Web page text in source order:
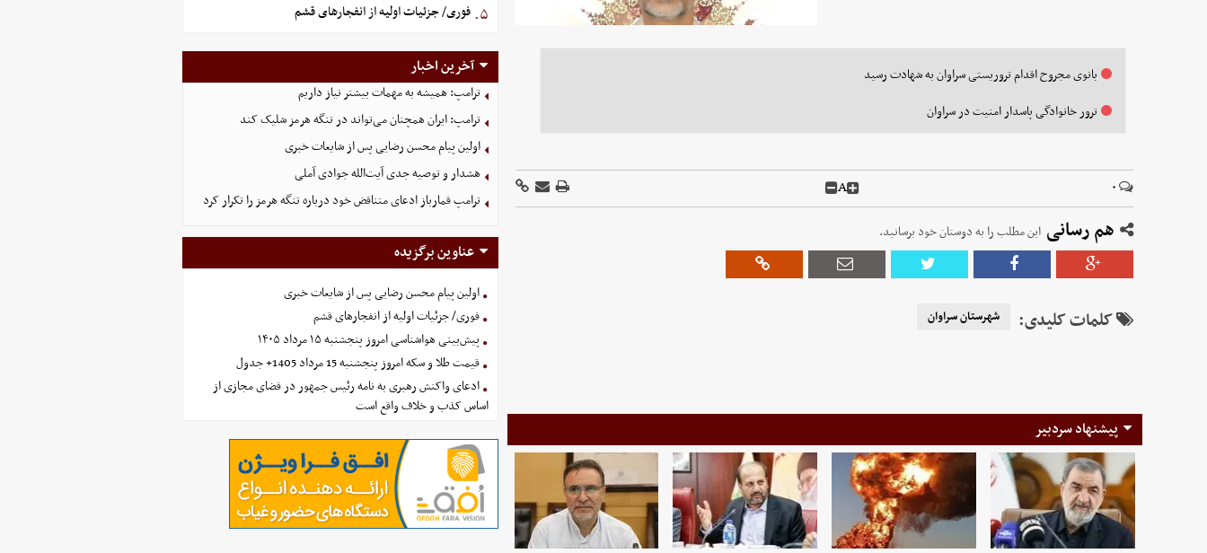
بانوی مجروح اقدام تروریستی سراوان به شهادت رسید
ترور خانوادگی پاسدار امنیت در سراوان
۰ A
هم رسانی این مطلب را به دوستان خود برسانید.
کلمات کلیدی: شهرستان سراوان
پیشنهاد سردبیر
۵. فوری/ جزئیات اولیه از انفجارهای قشم
آخرین اخبار
ترامپ: همیشه به مهمات بیشتر نیاز داریم
ترامپ: ایران همچنان می‌تواند در تنگه هرمز شلیک کند
اولین پیام محسن رضایی پس از شایعات خبری
هشدار و توصیه جدی آیت‌الله جوادی آملی
ترامپ قمارباز ادعای متناقض خود درباره تنگه هرمز را تکرار کرد
عناوین برگزیده
اولین پیام محسن رضایی پس از شایعات خبری
فوری/ جزئیات اولیه از انفجارهای قشم
پیش‌بینی هواشناسی امروز پنجشنبه ۱۵ مرداد ۱۴۰۵
قیمت طلا و سکه امروز پنجشنبه 15 مرداد 1405+ جدول
ادعای واکنش رهبری به نامه رئیس جمهور در فضای مجازی از
اساس کذب و خلاف واقع است